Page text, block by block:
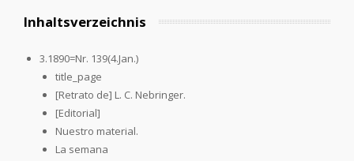
Inhaltsverzeichnis
3.1890=Nr. 139(4.Jan.)
title_page
[Retrato de] L. C. Nebringer.
[Editorial]
Nuestro material.
La semana